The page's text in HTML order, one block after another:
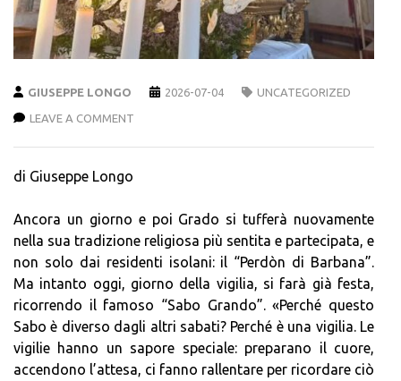
GIUSEPPE LONGO 2026-07-04 UNCATEGORIZED
LEAVE A COMMENT
di Giuseppe Longo
Ancora un giorno e poi Grado si tufferà nuovamente
nella sua tradizione religiosa più sentita e partecipata, e
non solo dai residenti isolani: il “Perdòn di Barbana”.
Ma intanto oggi, giorno della vigilia, si farà già festa,
ricorrendo il famoso “Sabo Grando”. «Perché questo
Sabo è diverso dagli altri sabati? Perché è una vigilia. Le
vigilie hanno un sapore speciale: preparano il cuore,
accendono l’attesa, ci fanno rallentare per ricordare ciò